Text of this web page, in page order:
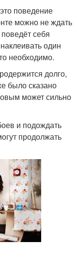
поведение
можно не ждать
себя
один
необходимо.
долго,
было сказано
может сильно
и подождать
продолжать